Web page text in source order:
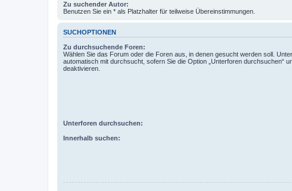
Zu suchender Autor:
Benutzen Sie ein * als Platzhalter für teilweise Übereinstimmungen.
SUCHOPTIONEN
Zu durchsuchende Foren:
Wählen Sie das Forum oder die Foren aus, in denen gesucht werden soll.
automatisch mit durchsucht, sofern Sie die Option „Unterforen durchsuchen“
deaktivieren.
Unterforen durchsuchen:
Innerhalb suchen: